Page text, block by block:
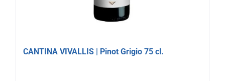
CANTINA VIVALLIS | Pinot Grigio 75 cl.